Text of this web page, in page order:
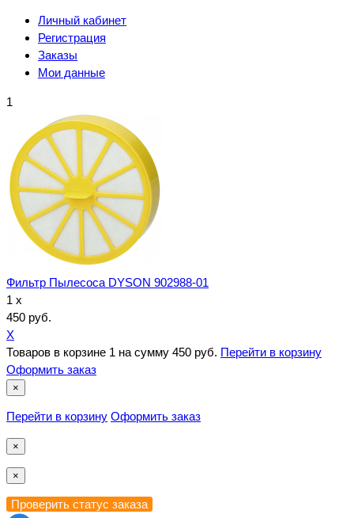
Личный кабинет
Регистрация
Заказы
Мои данные
1
Фильтр Пылесоса DYSON 902988-01
1 x
450 руб.
X
Товаров в корзине 1 на сумму 450 руб. Перейти в корзину
Оформить заказ
×
Перейти в корзину Оформить заказ
×
×